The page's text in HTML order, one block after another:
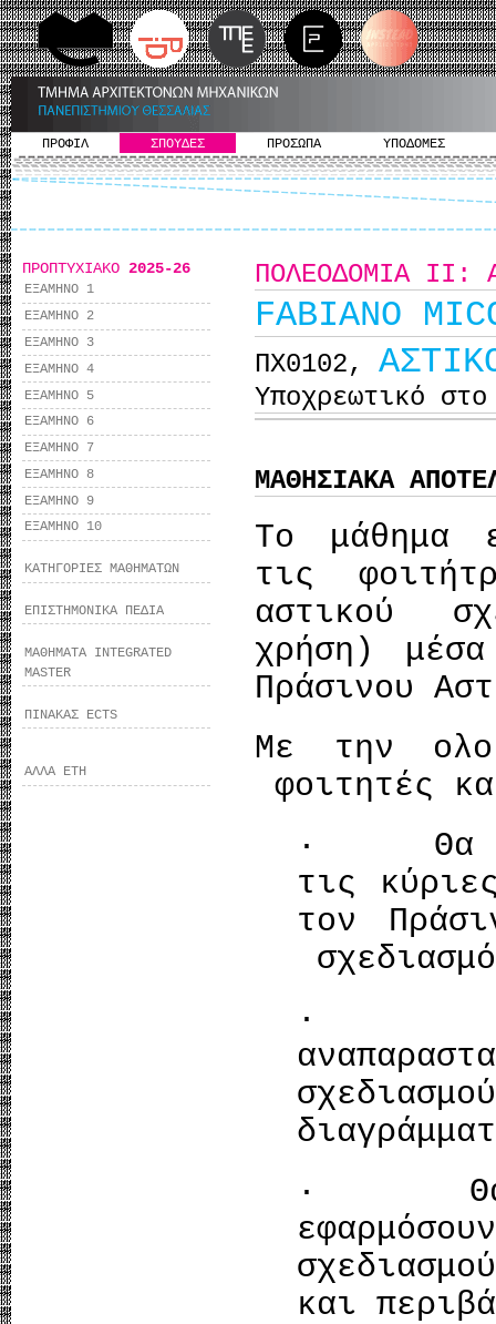
ΠΡΟΦΙΛ ΣΠΟΥΔΕΣ ΠΡΟΣΩΠΑ ΥΠΟΔΟΜΕΣ
ΠΡΟΠΤΥΧΙΑΚΟ 2025-26
ΕΞΑΜΗΝΟ 1
ΕΞΑΜΗΝΟ 2
ΕΞΑΜΗΝΟ 3
ΕΞΑΜΗΝΟ 4
ΕΞΑΜΗΝΟ 5
ΕΞΑΜΗΝΟ 6
ΕΞΑΜΗΝΟ 7
ΕΞΑΜΗΝΟ 8
ΕΞΑΜΗΝΟ 9
ΕΞΑΜΗΝΟ 10
ΚΑΤΗΓΟΡΙΕΣ ΜΑΘΗΜΑΤΩΝ
ΕΠΙΣΤΗΜΟΝΙΚΑ ΠΕΔΙΑ
ΜΑΘΗΜΑΤΑ INTEGRATED
MASTER
ΠΙΝΑΚΑΣ ECTS
ΑΛΛΑ ΕΤΗ
ΠΟΛΕΟΔΟΜΙΑ ΙΙ:
FABIANO
ΠΧ0102,
Υποχρεωτικό
ΜΑΘΗΣΙΑΚΑ
Το μάθημα
τις
αστικού
χρήση)
Πράσινου
Με την
φοιτητές
· Θα
τις
τον
· Θα
· Θα
και